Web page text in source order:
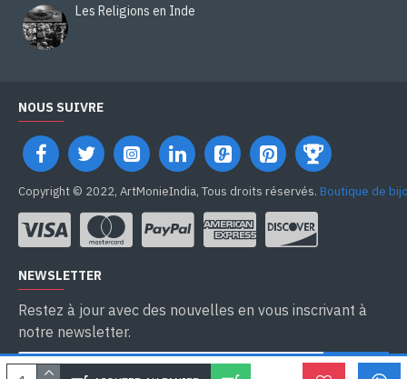
Les Religions en Inde
NOUS SUIVRE
Copyright © 2022, ArtMonieIndia, Tous droits réservés. Boutique de
NEWSLETTER
Restez à jour avec des nouvelles en vous inscrivant à
notre newsletter.